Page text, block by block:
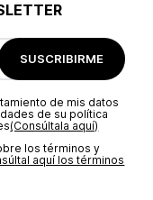
protagonista de tus
SUSCRIBIRME
de mis datos
de su política
(Consúltala aquí)
los términos y
aquí los términos